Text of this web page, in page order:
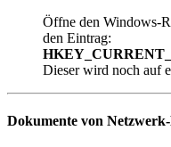
Öffne den Windows-
den Eintrag:
Dieser wird noch auf
Dokumente von